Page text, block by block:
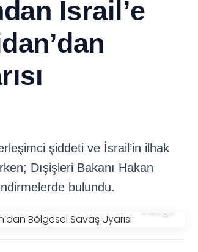
İsrail’e
şiddeti ve İsrail’in ilhak
Dışişleri Bakanı Hakan
bulundu.